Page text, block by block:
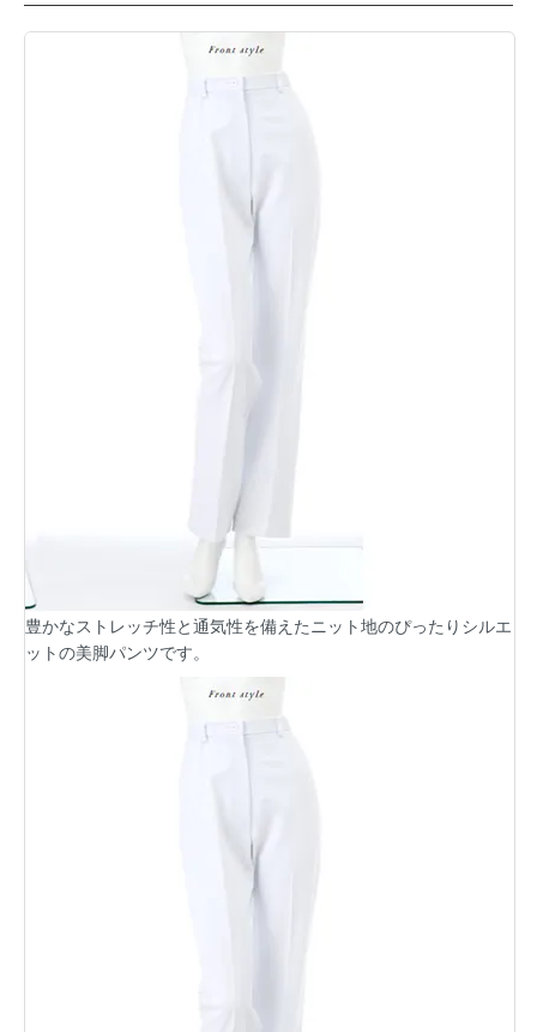
豊かなストレッチ性と通気性を備えたニット地のぴったりシルエ
ットの美脚パンツです。